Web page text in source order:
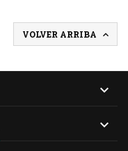
VOLVER ARRIBA 

